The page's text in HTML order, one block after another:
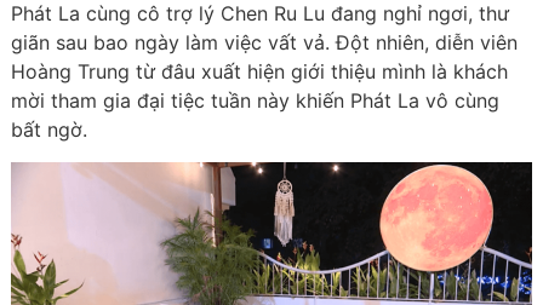
Phát La cùng cô trợ lý Chen Ru Lu đang nghỉ ngơi, thư
giãn sau bao ngày làm việc vất vả. Đột nhiên, diễn viên
Hoàng Trung từ đâu xuất hiện giới thiệu mình là khách
mời tham gia đại tiệc tuần này khiến Phát La vô cùng
bất ngờ.